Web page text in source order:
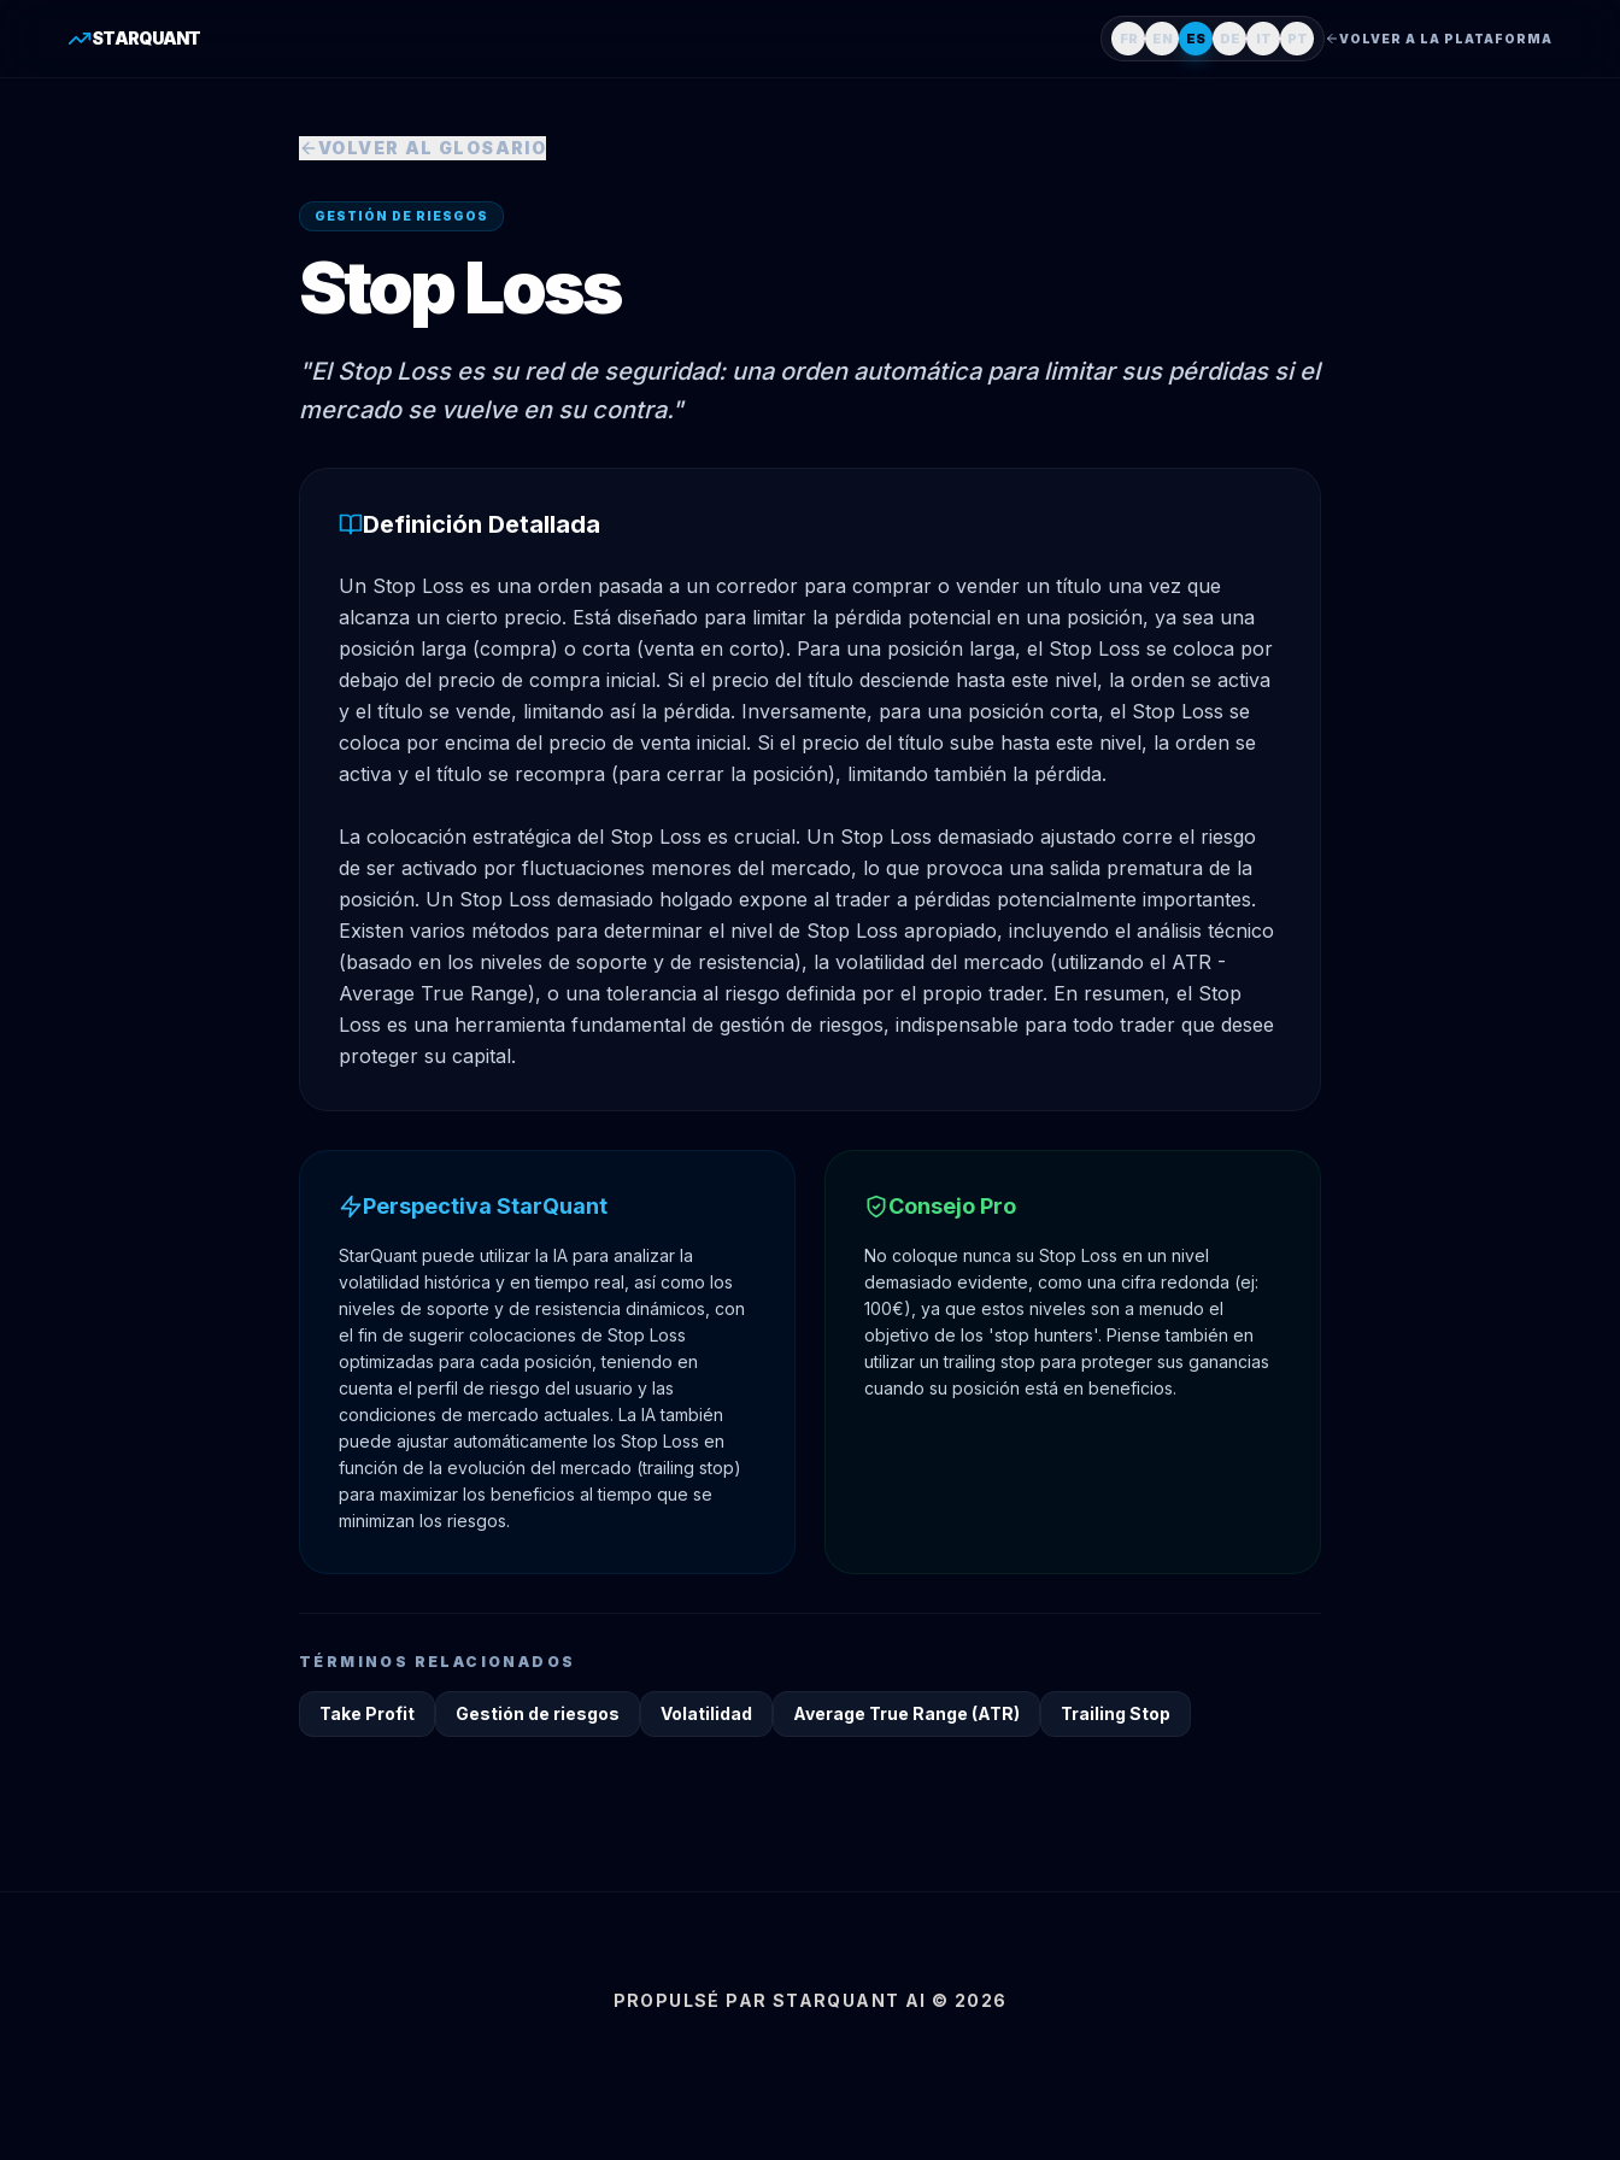
STARQUANT FR EN ES DE IT PT VOLVER A LA PLATAFORMA
VOLVER AL GLOSARIO
GESTIÓN DE RIESGOS
Stop Loss
"El Stop Loss es su red de seguridad: una orden automática para limitar sus pérdidas si el
mercado se vuelve en su contra."
Definición Detallada
Un Stop Loss es una orden pasada a un corredor para comprar o vender un título una vez que
alcanza un cierto precio. Está diseñado para limitar la pérdida potencial en una posición, ya sea una
posición larga (compra) o corta (venta en corto). Para una posición larga, el Stop Loss se coloca por
debajo del precio de compra inicial. Si el precio del título desciende hasta este nivel, la orden se activa
y el título se vende, limitando así la pérdida. Inversamente, para una posición corta, el Stop Loss se
coloca por encima del precio de venta inicial. Si el precio del título sube hasta este nivel, la orden se
activa y el título se recompra (para cerrar la posición), limitando también la pérdida.
La colocación estratégica del Stop Loss es crucial. Un Stop Loss demasiado ajustado corre el riesgo
de ser activado por fluctuaciones menores del mercado, lo que provoca una salida prematura de la
posición. Un Stop Loss demasiado holgado expone al trader a pérdidas potencialmente importantes.
Existen varios métodos para determinar el nivel de Stop Loss apropiado, incluyendo el análisis técnico
(basado en los niveles de soporte y de resistencia), la volatilidad del mercado (utilizando el ATR -
Average True Range), o una tolerancia al riesgo definida por el propio trader. En resumen, el Stop
Loss es una herramienta fundamental de gestión de riesgos, indispensable para todo trader que desee
proteger su capital.
Perspectiva StarQuant
StarQuant puede utilizar la IA para analizar la
volatilidad histórica y en tiempo real, así como los
niveles de soporte y de resistencia dinámicos, con
el fin de sugerir colocaciones de Stop Loss
optimizadas para cada posición, teniendo en
cuenta el perfil de riesgo del usuario y las
condiciones de mercado actuales. La IA también
puede ajustar automáticamente los Stop Loss en
función de la evolución del mercado (trailing stop)
para maximizar los beneficios al tiempo que se
minimizan los riesgos.
Consejo Pro
No coloque nunca su Stop Loss en un nivel
demasiado evidente, como una cifra redonda (ej:
100€), ya que estos niveles son a menudo el
objetivo de los 'stop hunters'. Piense también en
utilizar un trailing stop para proteger sus ganancias
cuando su posición está en beneficios.
TÉRMINOS RELACIONADOS
Take Profit Gestión de riesgos Volatilidad Average True Range (ATR) Trailing Stop
PROPULSÉ PAR STARQUANT AI © 2026